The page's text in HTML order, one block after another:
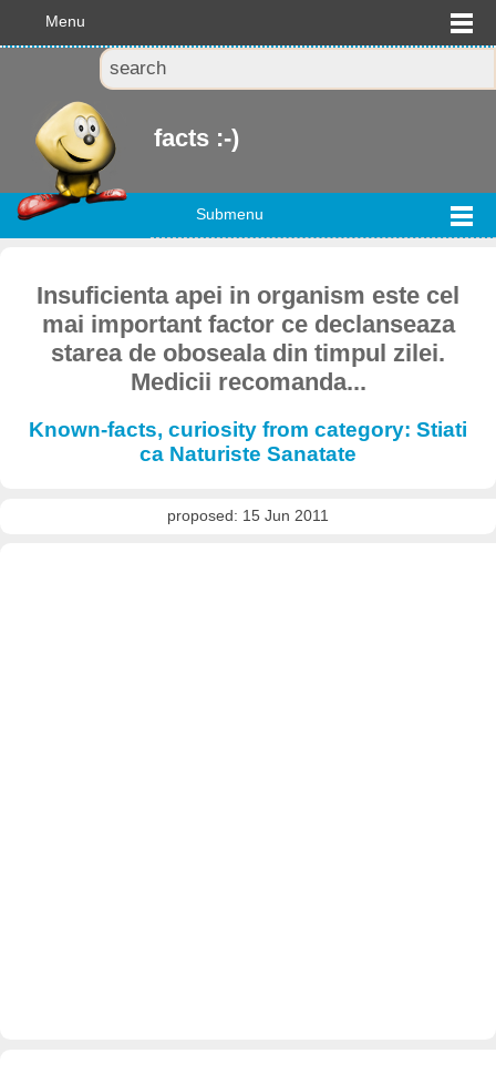
Menu
facts :-)
Submenu
Insuficienta apei in organism este cel
mai important factor ce declanseaza
starea de oboseala din timpul zilei.
Medicii recomanda...
Known-facts, curiosity from category: Stiati
ca Naturiste Sanatate
proposed: 15 Jun 2011